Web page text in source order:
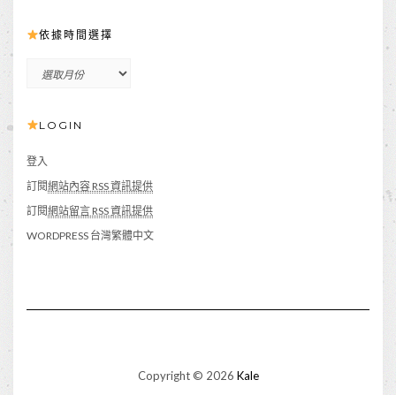
依據時間選擇
間
擇
LOGIN
登入
訂閱網站內容 RSS 資訊提供
訂閱網站留言 RSS 資訊提供
WORDPRESS 台灣繁體中文
Copyright © 2026 Kale